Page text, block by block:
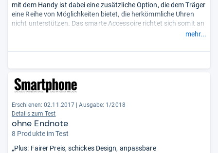
mit dem Handy ist dabei eine zusätzliche Option, die dem Träger
eine Reihe von Möglichkeiten bietet, die herkömmliche Uhren
nicht unterstützen. Das smarte Accessoire richtet sich somit an
alle, die kein zweites Display am Handgelenk wollen, sondern
intelligenten Zusatzfunktionen sind.“
mehr...
Erschienen: 02.11.2017
Ausgabe: 1/2018
Details zum Test
ohne Endnote
8 Produkte im Test
„Plus: Fairer Preis, schickes Design, anpassbare